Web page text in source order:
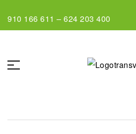
910 166 611 – 624 203 400